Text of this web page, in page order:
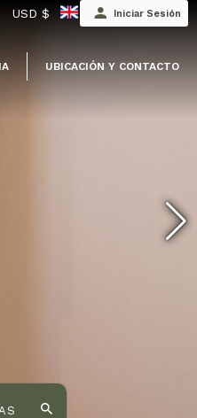
UBICACIÓN Y CONTACTO
USD $ Iniciar Sesión